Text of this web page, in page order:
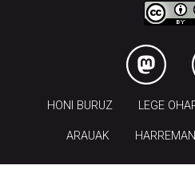
HONI BURUZ LEGE
ARAUAK